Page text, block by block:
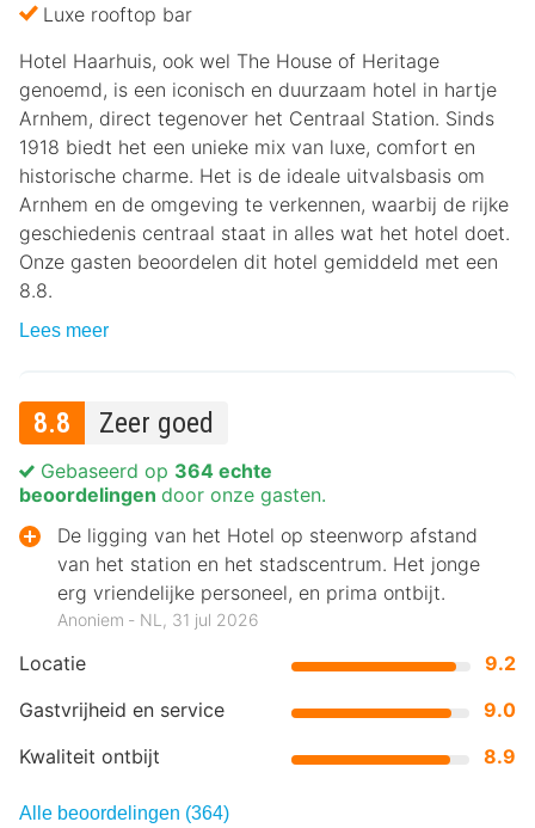
Luxe rooftop bar
Hotel Haarhuis, ook wel The House of Heritage
genoemd, is een iconisch en duurzaam hotel in hartje
Arnhem, direct tegenover het Centraal Station. Sinds
1918 biedt het een unieke mix van luxe, comfort en
historische charme. Het is de ideale uitvalsbasis om
Arnhem en de omgeving te verkennen, waarbij de rijke
geschiedenis centraal staat in alles wat het hotel doet.
Onze gasten beoordelen dit hotel gemiddeld met een
8.8.
Lees meer
8.8 Zeer goed
Locatie
9.2
Gastvrijheid en service
9.0
Kwaliteit ontbijt
8.9
Gebaseerd op 364 echte
beoordelingen door onze gasten.
De ligging van het Hotel op steenworp afstand
van het station en het stadscentrum. Het jonge
erg vriendelijke personeel, en prima ontbijt.
Anoniem ‐ NL, 31 jul 2026
Alle beoordelingen (364)